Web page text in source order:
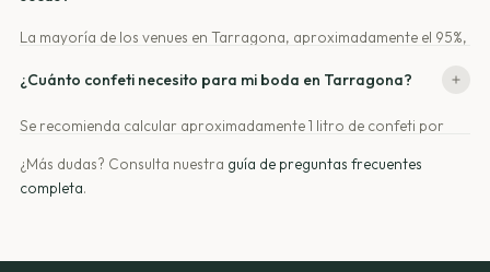
La mayoría de los venues en Tarragona, aproximadamente el 95%,
una ficha técnica para mayor seguridad.
¿Cuánto confeti necesito para mi boda en Tarragona?
Se recomienda calcular aproximadamente 1 litro de confeti por
para facilitar el cálculo.
¿Más dudas? Consulta nuestra guía de preguntas frecuentes
completa.